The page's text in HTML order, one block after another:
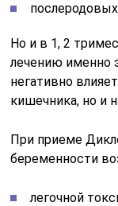
Но и в 1, 2
лечению именно
негативно
кишечника, но и
При приеме
беременности
легочной